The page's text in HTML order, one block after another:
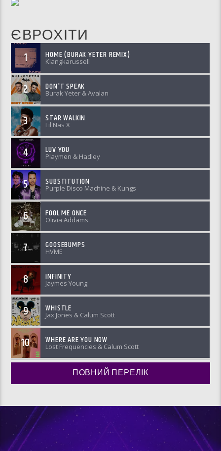
ЄВРОХІТИ
1 HOME (BURAK YETER REMIX)
Klangkarussell
2 DON'T SPEAK
Burak Yeter & Avalan
3 STAR WALKIN
Lil Nas X
4 LUV YOU
Playmen & Hadley
5 SUBSTITUTION
Purple Disco Machine & Kungs
6 FOOL ME ONCE
Olivia Addams
7 GOOSEBUMPS
HVME
8 INFINITY
Jaymes Young
9 WHISTLE
Jax Jones & Calum Scott
10 WHERE ARE YOU NOW
Lost Frequencies & Calum Scott
ПОВНИЙ ПЕРЕЛІК